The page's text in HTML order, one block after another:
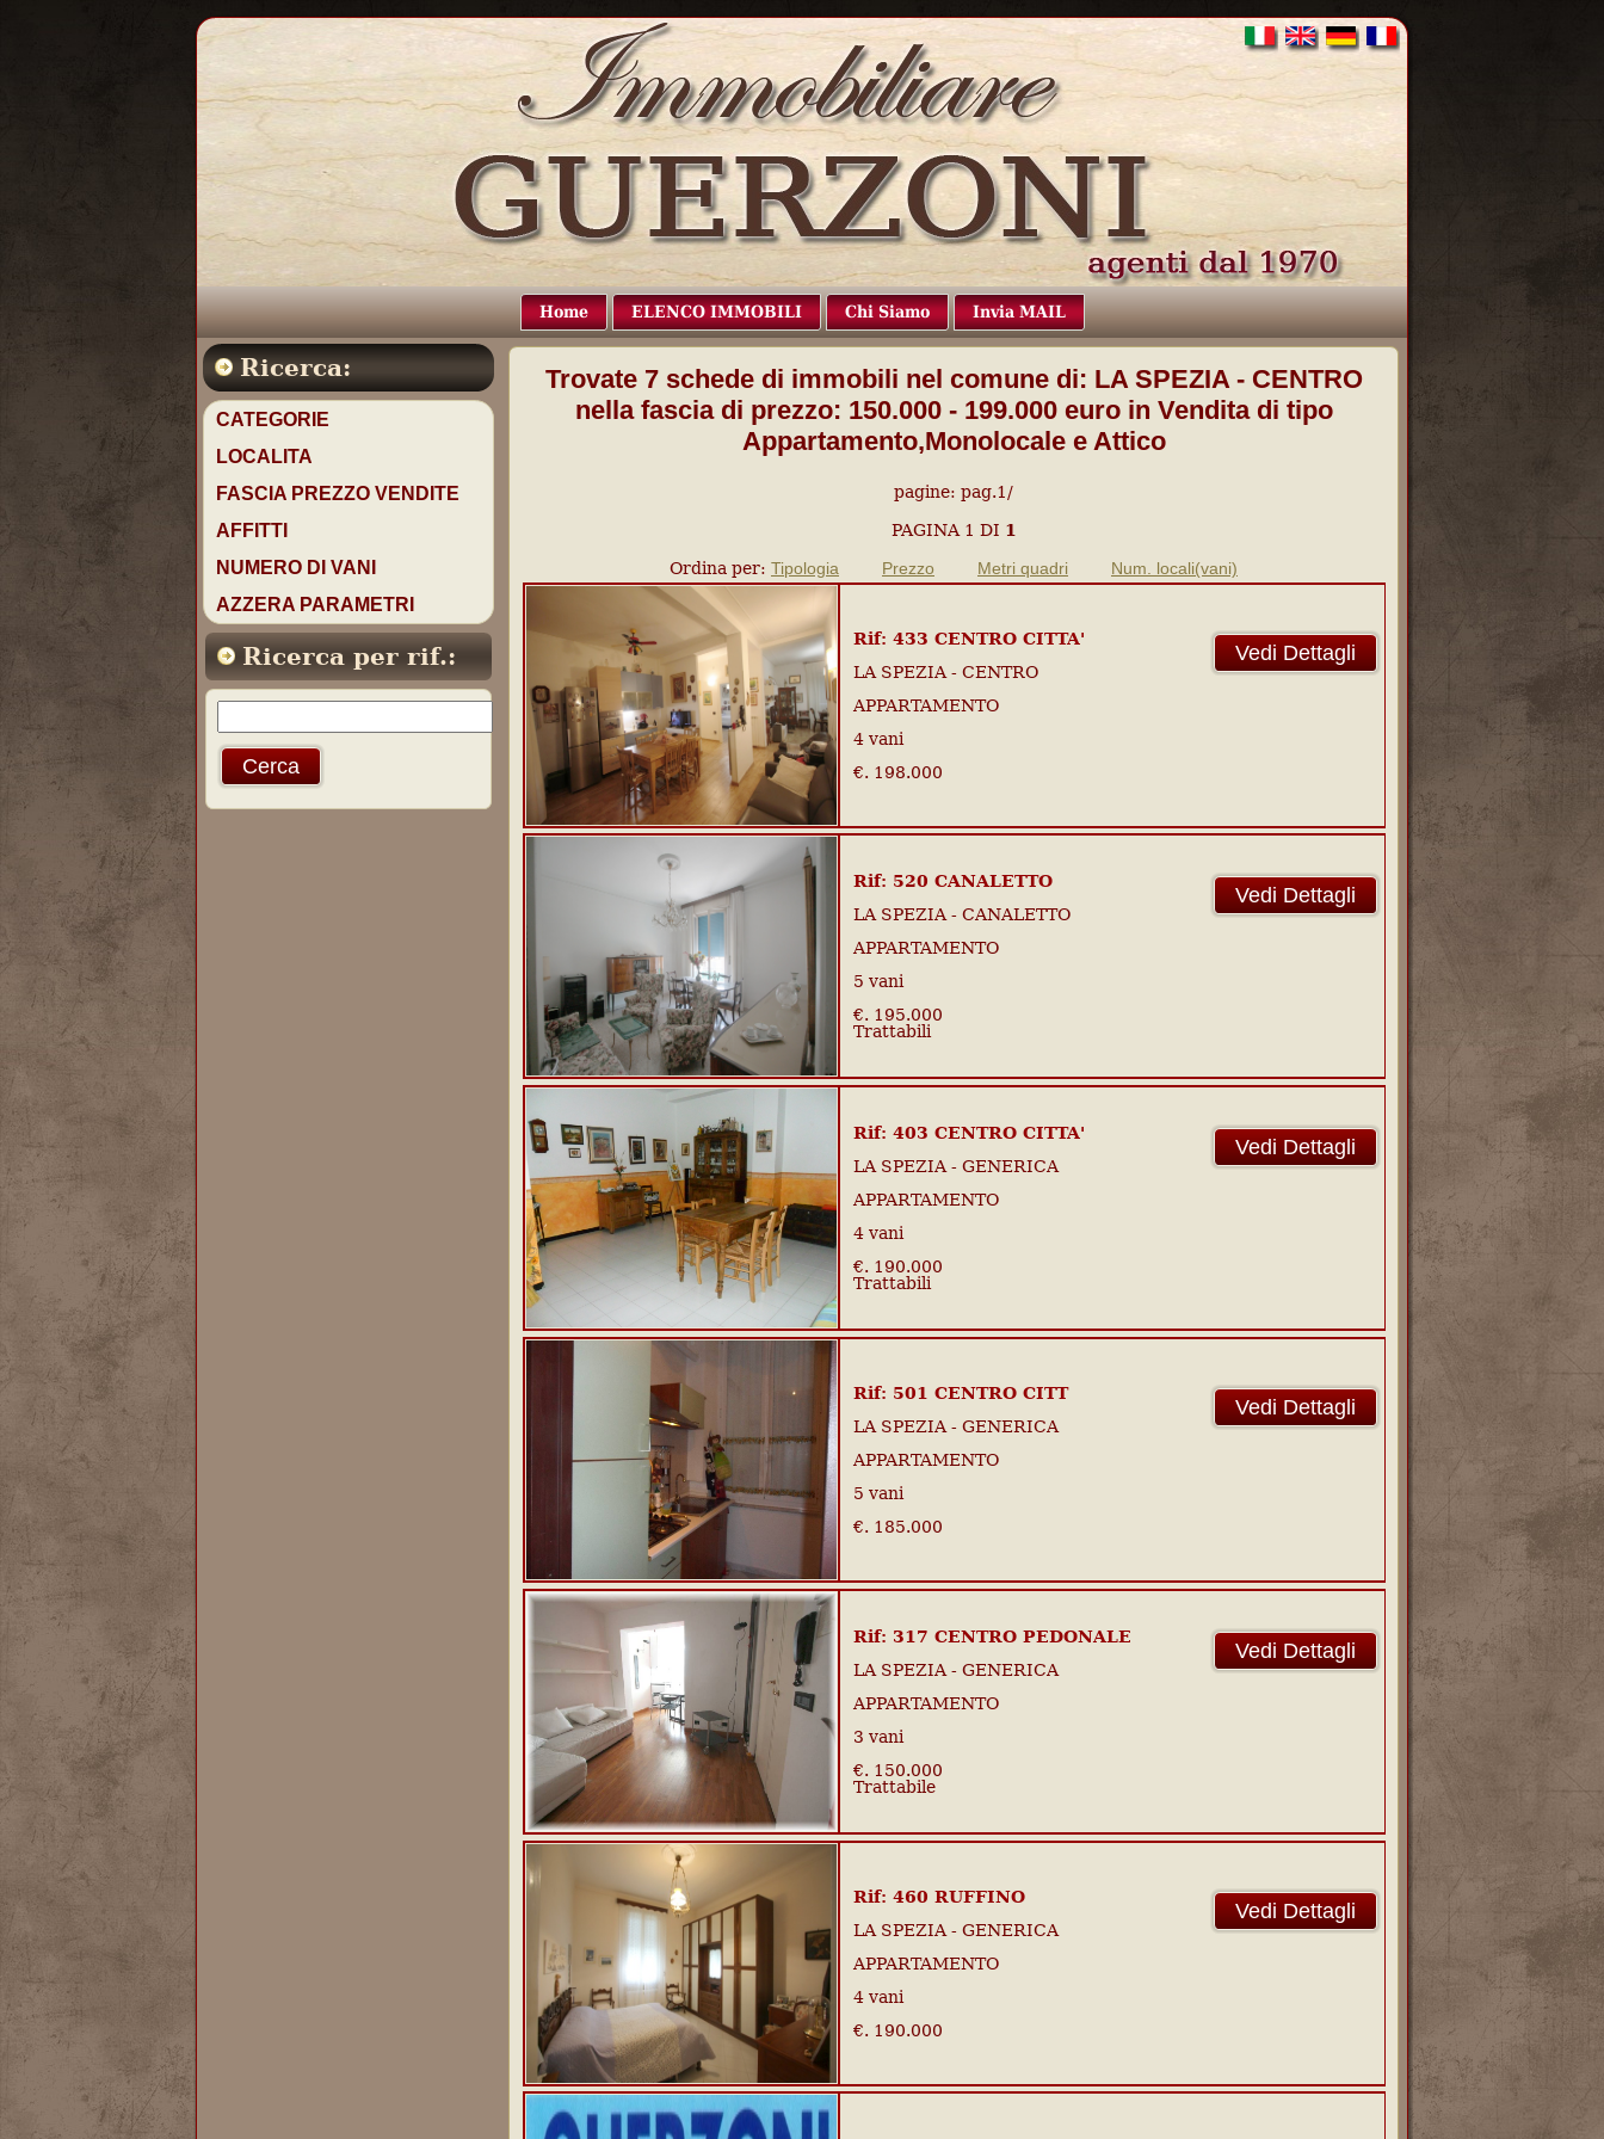
Home ELENCO IMMOBILI Chi Siamo Invia MAIL
Ricerca:
CATEGORIE
LOCALITA
FASCIA PREZZO VENDITE
AFFITTI
NUMERO DI VANI
AZZERA PARAMETRI
Ricerca per rif.:
Trovate 7schede di immobili nel comune di: LA SPEZIA - CENTRO
nella fascia di prezzo: 150.000 - 199.000 euro in Vendita di tipo
Appartamento,Monolocale e Attico
pagine: pag.1/
PAGINA 1 DI 1
Ordina per: Tipologia Prezzo Metri quadri Num. locali(vani)
Vedi Dettagli
Rif: 433 CENTRO CITTA'
LA SPEZIA - CENTRO
APPARTAMENTO
4 vani
€. 198.000
Vedi Dettagli
Rif: 520 CANALETTO
LA SPEZIA - CANALETTO
APPARTAMENTO
5 vani
€. 195.000
Trattabili
Vedi Dettagli
Rif: 403 CENTRO CITTA'
LA SPEZIA - GENERICA
APPARTAMENTO
4 vani
€. 190.000
Trattabili
Vedi Dettagli
Rif: 501 CENTRO CITT
LA SPEZIA - GENERICA
APPARTAMENTO
5 vani
€. 185.000
Vedi Dettagli
Rif: 317 CENTRO PEDONALE
LA SPEZIA - GENERICA
APPARTAMENTO
3 vani
€. 150.000
Trattabile
Vedi Dettagli
Rif: 460 RUFFINO
LA SPEZIA - GENERICA
APPARTAMENTO
4 vani
€. 190.000